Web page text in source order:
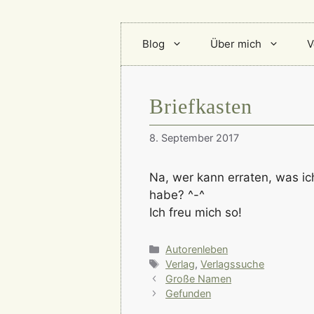
Blog Über mich
Briefkasten
8. September 2017
Na, wer kann erraten, was
habe? ^-^
Ich freu mich so!
Kategorien
Autorenleben
Schlagwörter
Verlag,Verlagssuche
Große Namen
Gefunden